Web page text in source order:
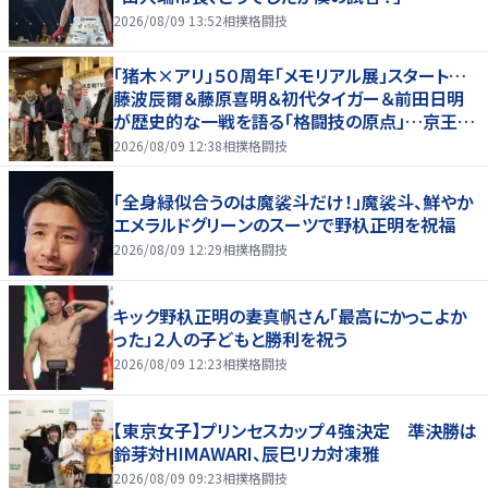
2026/08/09 13:52相撲格闘技
「猪木×アリ」５０周年「メモリアル展」スタート…
藤波辰爾＆藤原喜明＆初代タイガー＆前田日明
が歴史的な一戦を語る「格闘技の原点」…京王プ
ラザホテルで３１日まで
2026/08/09 12:38相撲格闘技
「全身緑似合うのは魔裟斗だけ！」魔裟斗、鮮やか
エメラルドグリーンのスーツで野杁正明を祝福
2026/08/09 12:29相撲格闘技
キック野杁正明の妻真帆さん「最高にかっこよか
った」２人の子どもと勝利を祝う
2026/08/09 12:23相撲格闘技
【東京女子】プリンセスカップ４強決定 準決勝は
鈴芽対HIMAWARI、辰巳リカ対凍雅
2026/08/09 09:23相撲格闘技